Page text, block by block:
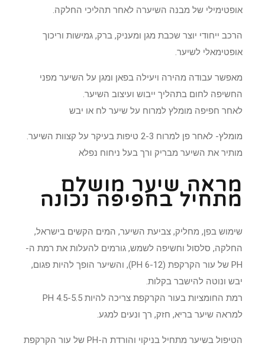
אופטימילי של מבנה השיערה לאחר תהליכי החלקה.
הרכב ייחודי יוצר שכבת מגן ומעניק, ברק, גמישות וריכוך
אופטימאלי לשיער.
מאפשר עבודה מהירה ויעילה בפאן ומגן על השיער מפני
החשיפה לחום בתהליך ייבוש ועיצוב השיער.
לאחר חפיפה מומלץ למרוח על שיער לח או יבש
מומלץ- לאחר פן למרוח 2-3 טיפות בעיקר על קצוות השיער.
מותיר את השיער מבריק ורך בעל ניחוח נפלא
מראה שיער מושלם
מתחיל בחפיפה נכונה
שימוש בפן, מחליק, צביעת השיער, המים הקשים בישראל,
החלקה, סלסול וחשיפה לשמש, גורמים להעלות את רמת ה-
PH של עור הקרקפת (6-12 PH), והשיער הופך להיות פגום,
יבש ונוטה להישבר בקלות.
רמת החומציות בעור הקרקפת צריכה להיות 4.5-5.5 PH
למראה שיער בריא, חזק, רך ונעים למגע.
הטיפול בשיער מתחיל בניקוי והורדת ה-PH של עור הקרקפת